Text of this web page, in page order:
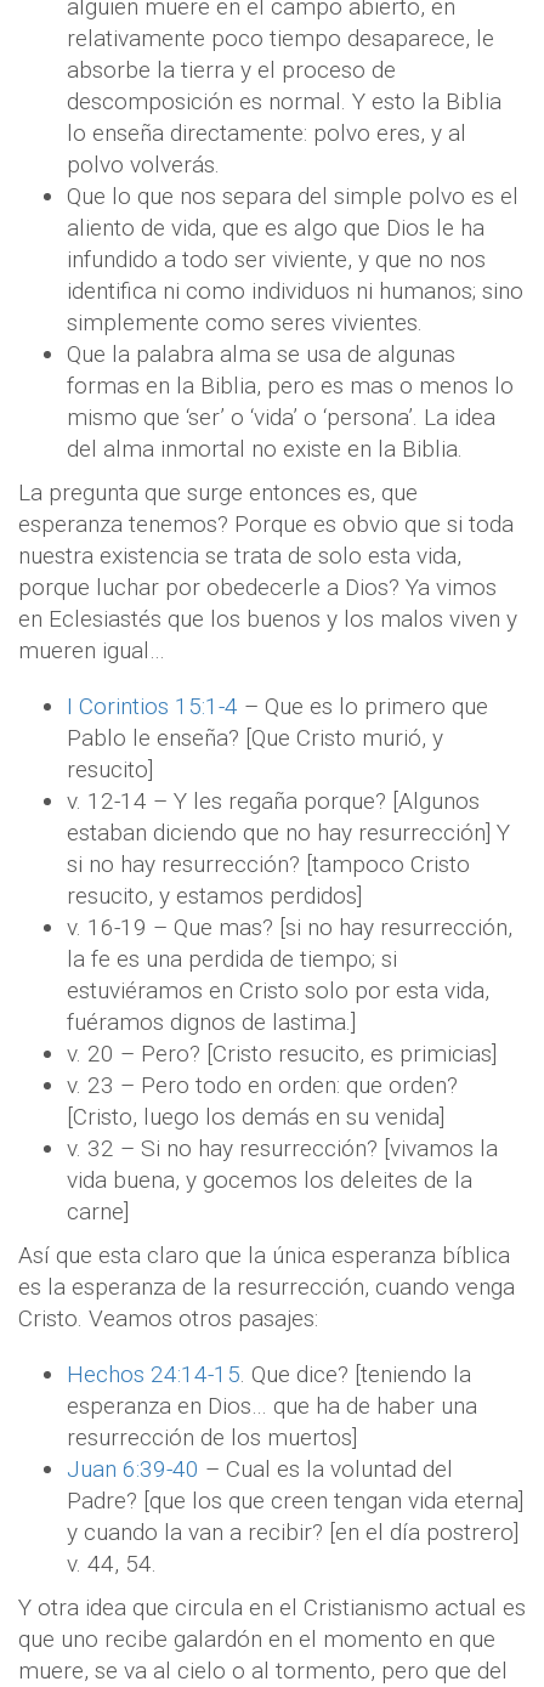
alguien muere en el campo abierto, en
relativamente poco tiempo desaparece, le
absorbe la tierra y el proceso de
descomposición es normal. Y esto la Biblia
lo enseña directamente: polvo eres, y al
polvo volverás.
Que lo que nos separa del simple polvo es el
aliento de vida, que es algo que Dios le ha
infundido a todo ser viviente, y que no nos
identifica ni como individuos ni humanos; sino
simplemente como seres vivientes.
Que la palabra alma se usa de algunas
formas en la Biblia, pero es mas o menos lo
mismo que ‘ser’ o ‘vida’ o ‘persona’. La idea
del alma inmortal no existe en la Biblia.
La pregunta que surge entonces es, que
esperanza tenemos? Porque es obvio que si toda
nuestra existencia se trata de solo esta vida,
porque luchar por obedecerle a Dios? Ya vimos
en Eclesiastés que los buenos y los malos viven y
mueren igual…
I Corintios 15:1-4 – Que es lo primero que
Pablo le enseña? [Que Cristo murió, y
resucito]
v. 12-14 – Y les regaña porque? [Algunos
estaban diciendo que no hay resurrección] Y
si no hay resurrección? [tampoco Cristo
resucito, y estamos perdidos]
v. 16-19 – Que mas? [si no hay resurrección,
la fe es una perdida de tiempo; si
estuviéramos en Cristo solo por esta vida,
fuéramos dignos de lastima.]
v. 20 – Pero? [Cristo resucito, es primicias]
v. 23 – Pero todo en orden: que orden?
[Cristo, luego los demás en su venida]
v. 32 – Si no hay resurrección? [vivamos la
vida buena, y gocemos los deleites de la
carne]
Así que esta claro que la única esperanza bíblica
es la esperanza de la resurrección, cuando venga
Cristo. Veamos otros pasajes:
Hechos 24:14-15. Que dice? [teniendo la
esperanza en Dios… que ha de haber una
resurrección de los muertos]
Juan 6:39-40 – Cual es la voluntad del
Padre? [que los que creen tengan vida eterna]
y cuando la van a recibir? [en el día postrero]
v. 44, 54.
Y otra idea que circula en el Cristianismo actual es
que uno recibe galardón en el momento en que
muere, se va al cielo o al tormento, pero que del